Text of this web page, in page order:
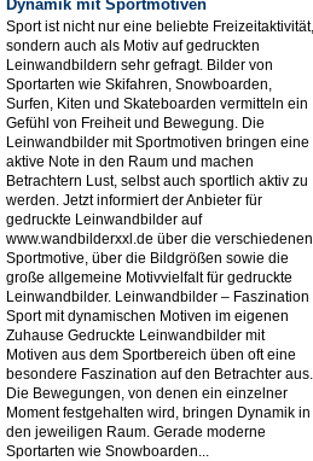
Dynamik mit Sportmotiven
Sport ist nicht nur eine beliebte Freizeitaktivität,
sondern auch als Motiv auf gedruckten
Leinwandbildern sehr gefragt. Bilder von
Sportarten wie Skifahren, Snowboarden,
Surfen, Kiten und Skateboarden vermitteln ein
Gefühl von Freiheit und Bewegung. Die
Leinwandbilder mit Sportmotiven bringen eine
aktive Note in den Raum und machen
Betrachtern Lust, selbst auch sportlich aktiv zu
werden. Jetzt informiert der Anbieter für
gedruckte Leinwandbilder auf
www.wandbilderxxl.de über die verschiedenen
Sportmotive, über die Bildgrößen sowie die
große allgemeine Motivvielfalt für gedruckte
Leinwandbilder. Leinwandbilder – Faszination
Sport mit dynamischen Motiven im eigenen
Zuhause Gedruckte Leinwandbilder mit
Motiven aus dem Sportbereich üben oft eine
besondere Faszination auf den Betrachter aus.
Die Bewegungen, von denen ein einzelner
Moment festgehalten wird, bringen Dynamik in
den jeweiligen Raum. Gerade moderne
Sportarten wie Snowboarden...